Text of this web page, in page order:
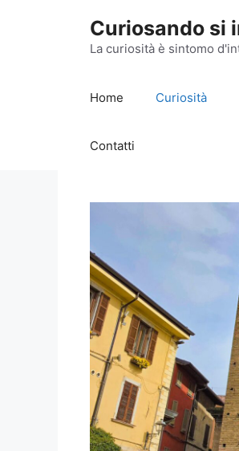
Curiosando si
La curiosità è sintomo
Home Curiosità
Contatti